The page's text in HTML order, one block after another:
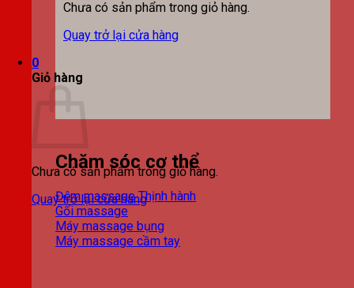
Chưa có sản phẩm trong giỏ hàng.
Quay trở lại cửa hàng
0
Giỏ hàng
Chưa có sản phẩm trong giỏ hàng.
Quay trở lại cửa hàng
Chăm sóc cơ thể
Đệm massage
Gối massage
Máy massage bụng
Máy massage cầm tay